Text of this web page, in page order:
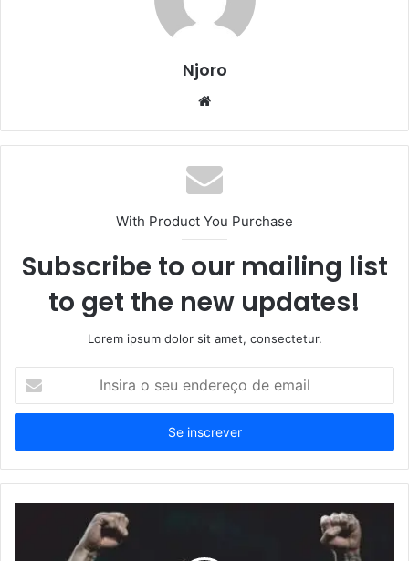
Njoro
Website
With Product You Purchase
Subscribe to our mailing list
to get the new updates!
Lorem ipsum dolor sit amet, consectetur.
seu
de
email